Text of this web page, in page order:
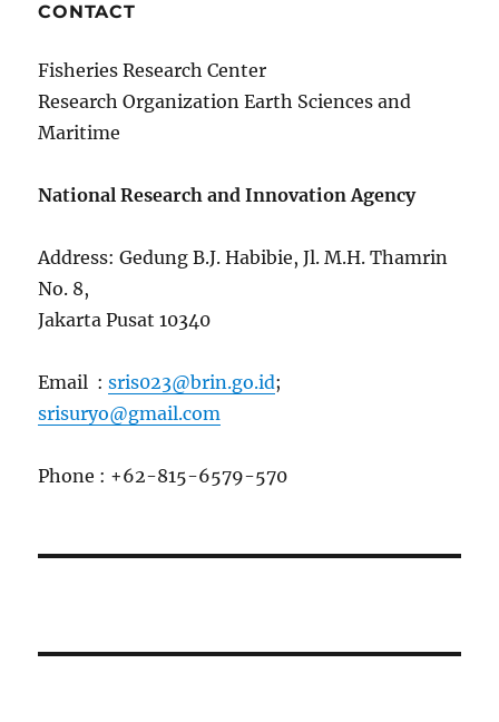
CONTACT
Fisheries Research Center
Research Organization Earth Sciences and
Maritime
National Research and Innovation Agency
Address: Gedung B.J. Habibie, Jl. M.H. Thamrin
No. 8,
Jakarta Pusat 10340
Email :sris023@brin.go.id;
srisuryo@gmail.com
Phone : +62-815-6579-570